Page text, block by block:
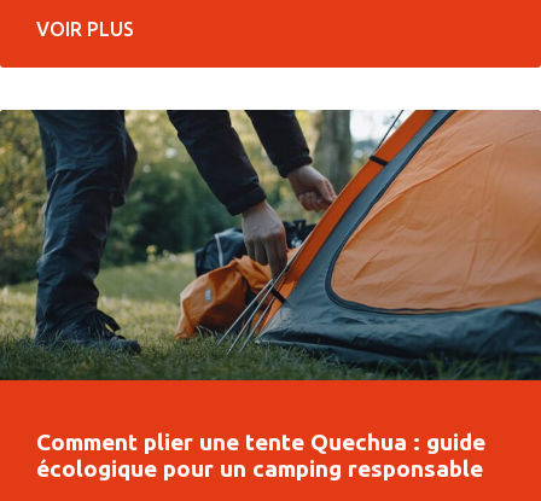
VOIR PLUS
Comment plier une tente Quechua : guide
écologique pour un camping responsable